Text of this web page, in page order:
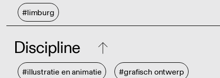
#limburg
Discipline
#illustratie en animatie #grafisch ontwerp